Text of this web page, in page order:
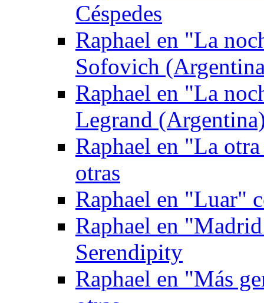
Céspedes
Raphael en "La
Sofovich
Raphael en "La
Legrand
Raphael en "La
otras
Raphael en "Luar"
Raphael en
Serendipity
Raphael en "Más